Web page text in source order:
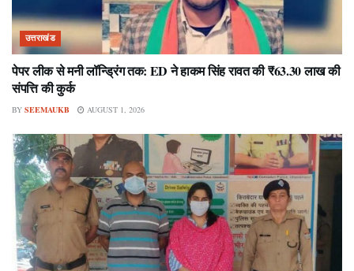
उत्तराखंड
पेपर लीक से मनी लॉन्ड्रिंग तक: ED ने हाकम सिंह रावत की ₹63.30 लाख की
संपत्ति की कुर्क
BY SEEMAUKB AUGUST 1, 2026